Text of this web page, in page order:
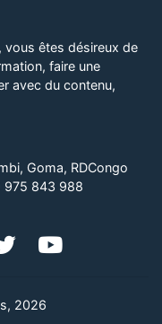
vous êtes désireux de
faire une
avec du contenu,
Goma, RDCongo
975 843 988
2026